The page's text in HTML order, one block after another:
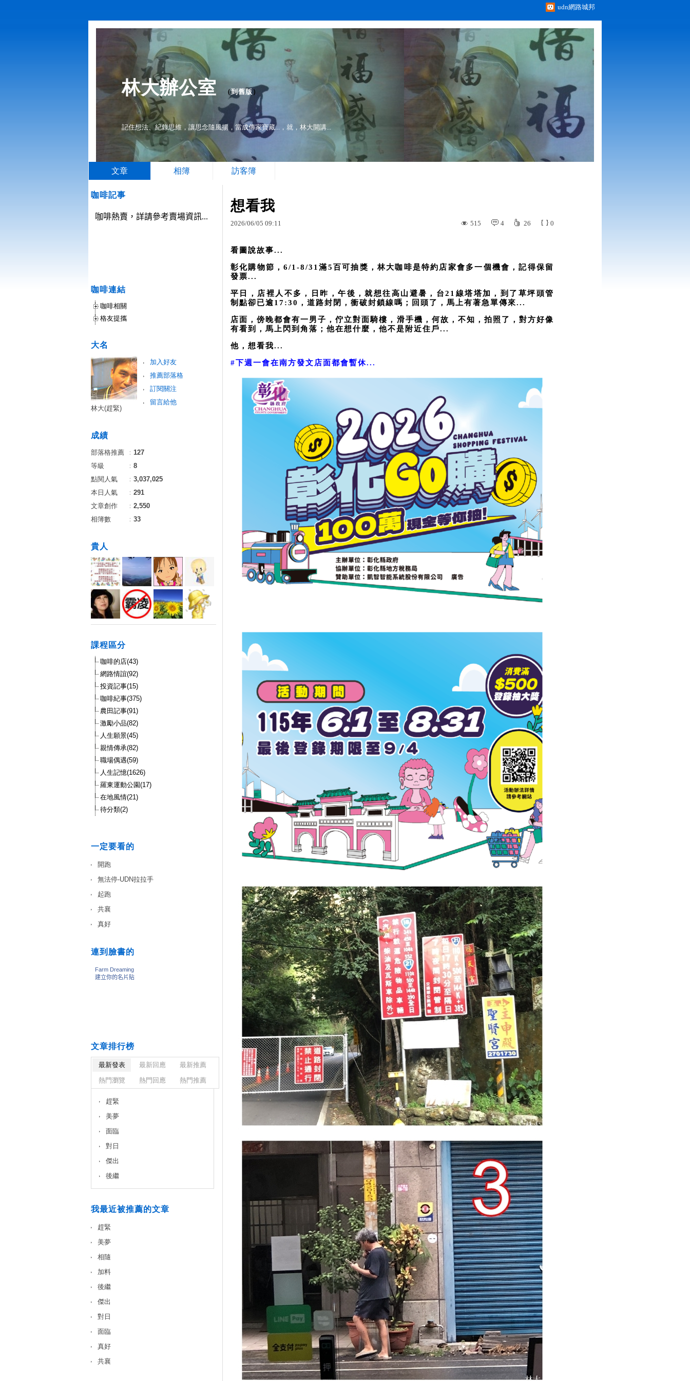
udn網路城邦
林大辦公室 （到舊版 ）
記住想法、紀錄思維，讓思念隨風揚，當成傳家寶藏...，就，林大開講...
文章 相簿 訪客簿
想看我
2026/06/05 09:11 515 4 26 0
看圖說故事...
彰化購物節，6/1-8/31滿5百可抽獎，林大咖啡是特約店家會多一個機會，記得保留
發票...
平日，店裡人不多，日昨，午後，就想往高山避暑，台21線塔塔加，到了草坪頭管
制點卻已逾17:30，道路封閉，衝破封鎖線嗎；回頭了，馬上有著急單傳來...
店面，傍晚都會有一男子，佇立對面騎樓，滑手機，何故，不知，拍照了，對方好像
有看到，馬上閃到角落；他在想什麼，他不是附近住戶...
他，想看我...
#下週一會在南方發文店面都會暫休...
咖啡記事
咖啡連結
咖啡相關
格友提攜
大名
加入好友
推薦部落格
訂閱關注
留言給他
林大(趕緊)
成績
部落格推薦 ： 127
等級
： 8
點閱人氣
： 3,037,025
本日人氣
： 291
文章創作
： 2,550
相簿數
： 33
貴人
課程區分
咖啡的店(43)
網路情誼(92)
投資記事(15)
咖啡紀事(375)
農田記事(91)
激勵小品(82)
人生願景(45)
親情傳承(82)
職場偶遇(59)
人生記憶(1626)
羅東運動公園(17)
在地風情(21)
待分類(2)
一定要看的
開跑
無法停-UDN拉拉手
起跑
共襄
真好
連到臉書的
文章排行榜
最新發表 最新回應
最新推薦
熱門瀏覽
熱門回應 熱門推薦
趕緊
美夢
面臨
對日
傑出
後繼
我最近被推薦的文章
趕緊
美夢
相隨
加料
後繼
傑出
對日
面臨
真好
共襄